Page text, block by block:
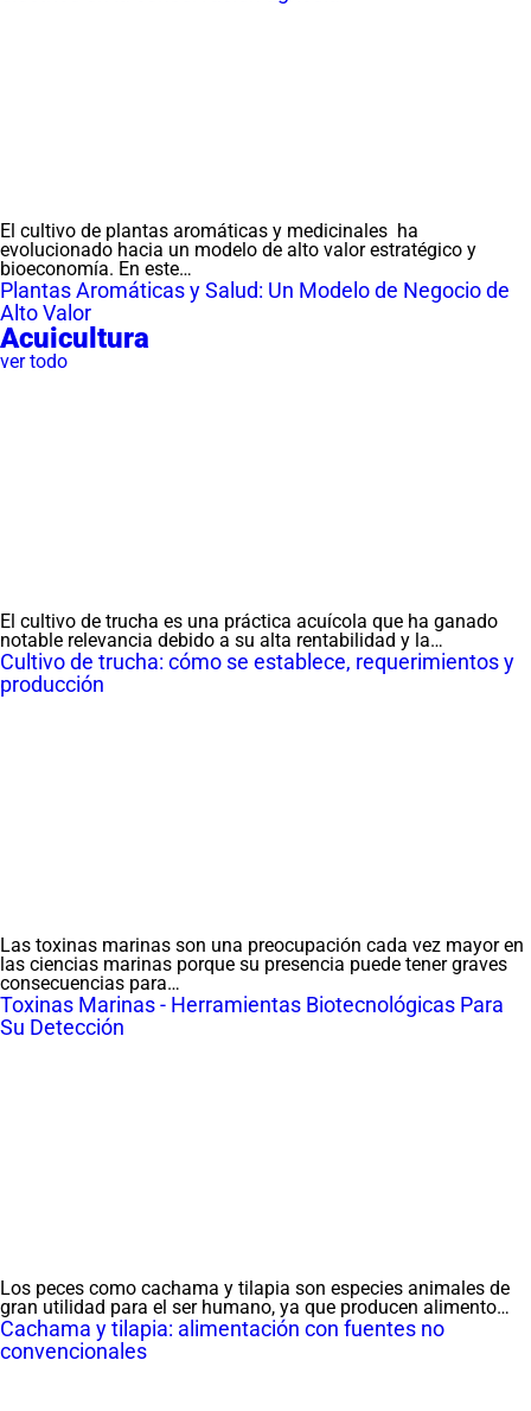
El cultivo de plantas aromáticas y medicinales ha
evolucionado hacia un modelo de alto valor estratégico y
bioeconomía. En este…
Plantas Aromáticas y Salud: Un Modelo de Negocio de
Alto Valor
Acuicultura
ver todo
El cultivo de trucha es una práctica acuícola que ha ganado
notable relevancia debido a su alta rentabilidad y la…
Cultivo de trucha: cómo se establece, requerimientos y
producción
Las toxinas marinas son una preocupación cada vez mayor en
las ciencias marinas porque su presencia puede tener graves
consecuencias para…
Toxinas Marinas - Herramientas Biotecnológicas Para
Su Detección
Los peces como cachama y tilapia son especies animales de
gran utilidad para el ser humano, ya que producen alimento…
Cachama y tilapia: alimentación con fuentes no
convencionales